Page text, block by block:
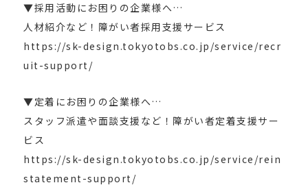
▼採用活動にお困りの企業様へ…
人材紹介など！障がい者採用支援サービス
https://sk-design.tokyotobs.co.jp/service/recr
uit-support/
▼定着にお困りの企業様へ…
スタッフ派遣や面談支援など！障がい者定着支援サー
ビス
https://sk-design.tokyotobs.co.jp/service/rein
statement-support/